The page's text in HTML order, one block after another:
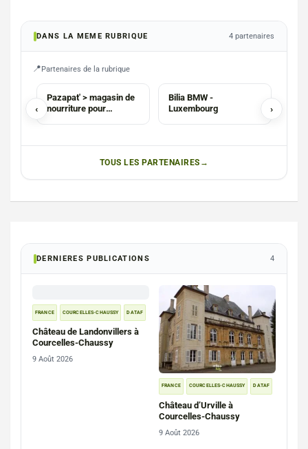
DANS LA MEME RUBRIQUE 4 partenaires
Partenaires de la rubrique
‹ ›
COMMERCES
Pazapat' > magasin de
nourriture pour
Bilia BMW -
Luxembourg
TOUS LES PARTENAIRES
DERNIERES PUBLICATIONS 4
FRANCE COURCELLES-CHAUSSY DATAF
Château de Landonvillers à
Courcelles-Chaussy
9 Août 2026
FRANCE COURCELLES-CHAUSSY DATAF
Château d’Urville à
Courcelles-Chaussy
9 Août 2026